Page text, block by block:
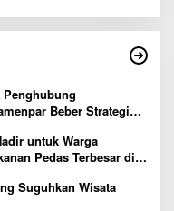
Penghubung
Beber Strategi
untuk Warga
Pedas Terbesar di
Suguhkan Wisata